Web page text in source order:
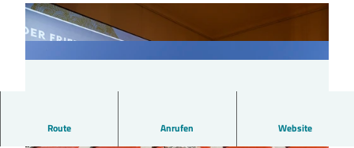
Route Anrufen Website
Das Museum Wolfenbüttel führt durch die Sonderausstellung